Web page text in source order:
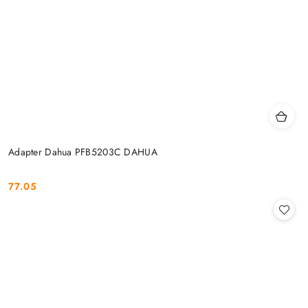
Adapter Dahua PFB5203C DAHUA
Cena:
77.05